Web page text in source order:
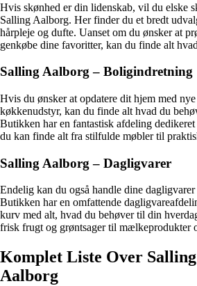
Hvis skønhed er din lidenskab, vil du elske
Salling Aalborg. Her finder du et bredt
hårpleje og dufte. Uanset om du ønsker at
genkøbe dine favoritter, kan du finde alt
Salling Aalborg – Boligindretning
Hvis du ønsker at opdatere dit hjem med
køkkenudstyr, kan du finde alt hvad du
Butikken har en fantastisk afdeling
du kan finde alt fra stilfulde møbler til
Salling Aalborg – Dagligvarer
Endelig kan du også handle dine
Butikken har en omfattende
kurv med alt, hvad du behøver til din
frisk frugt og grøntsager til mælkeprodukter
Komplet Liste Over
Aalborg